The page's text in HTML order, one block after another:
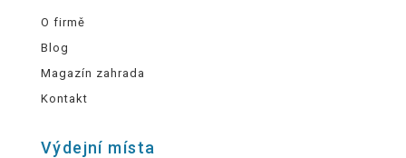
O firmě
Blog
Magazín zahrada
Kontakt
Výdejní místa